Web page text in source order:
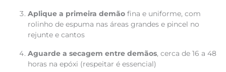
Aplique a primeira demãofina e uniforme, com
rolinho de espuma nas áreas grandes e pincel no
rejunte e cantos
Aguarde a secagem entre demãos, cerca de 16 a 48
horas na epóxi (respeitar é essencial)